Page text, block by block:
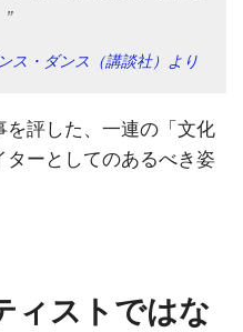
ス・ダンス（講談社）より
評した、一連の「文化
ーとしてのあるべき姿
ィストではな